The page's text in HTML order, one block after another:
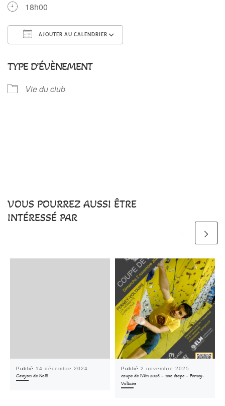
18h00
AJOUTER AU CALENDRIER
TYPE D’ÉVÈNEMENT
Vie du club
VOUS POURREZ AUSSI ÊTRE
INTÉRESSÉ PAR
Publié 14 décembre 2024
Canyon de Noël
Publié 2 novembre 2025
coupe de l’Ain 2026 – 1ere étape – Ferney-
Voltaire